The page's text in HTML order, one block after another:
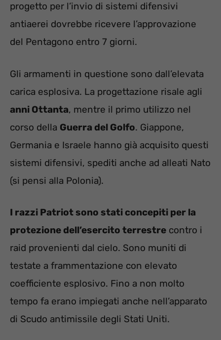
progetto per l’invio di sistemi difensivi
antiaerei dovrebbe ricevere l’approvazione
del Pentagono entro 7 giorni.
Gli armamenti in questione sono dall’elevata
carica esplosiva. La progettazione risale agli
anni Ottanta, mentre il primo utilizzo nel
corso della Guerra del Golfo. Giappone,
Germania e Israele hanno già acquisito questi
sistemi difensivi, spediti anche ad alleati Nato
(si pensi alla Polonia).
I razzi Patriot sono stati concepiti per la
protezione dell’esercito terrestre contro i
raid provenienti dal cielo. Sono muniti di
testate a frammentazione con elevato
coefficiente esplosivo. Fino a non molto
tempo fa erano impiegati anche nell’apparato
di Scudo antimissile degli Stati Uniti.